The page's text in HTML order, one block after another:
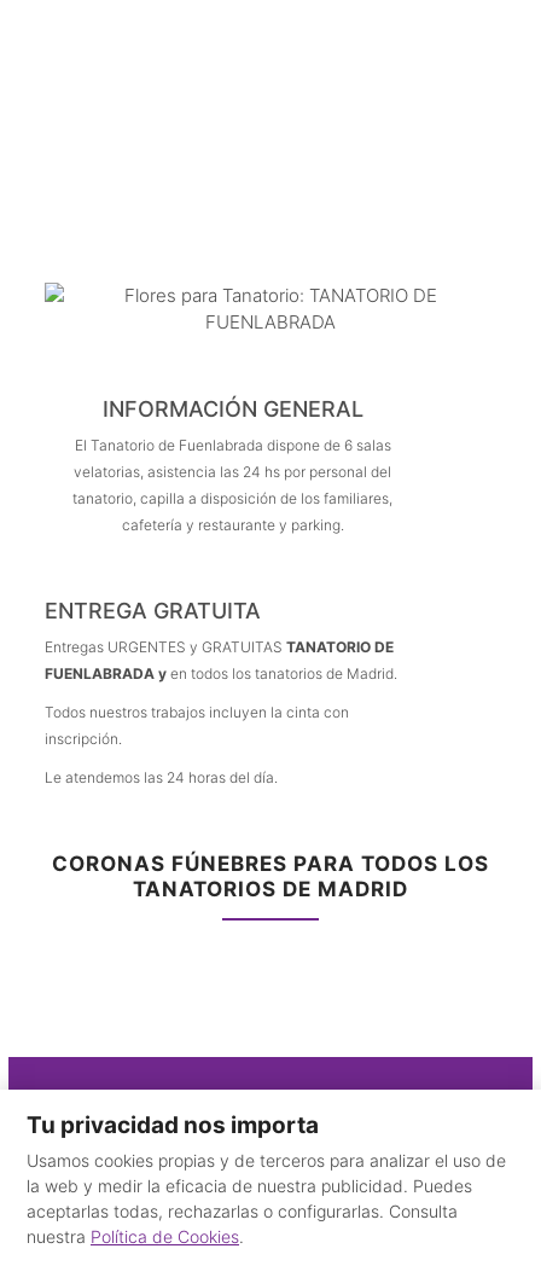
INFORMACIÓN GENERAL
El Tanatorio de Fuenlabrada dispone de 6 salas
velatorias, asistencia las 24 hs por personal del
tanatorio, capilla a disposición de los familiares,
cafetería y restaurante y parking.
ENTREGA GRATUITA
Entregas URGENTES y GRATUITAS TANATORIO DE
FUENLABRADA y en todos los tanatorios de Madrid.
Todos nuestros trabajos incluyen la cinta con
inscripción.
Le atendemos las 24 horas del día.
CORONAS FÚNEBRES PARA TODOS LOS
TANATORIOS DE MADRID
Contacto
910 325 115
+34 665 59 35 78
Desde el extranjero
Tu privacidad nos importa
Usamos cookies propias y de terceros para analizar el uso de
la web y medir la eficacia de nuestra publicidad. Puedes
aceptarlas todas, rechazarlas o configurarlas. Consulta
nuestra Política de Cookies.